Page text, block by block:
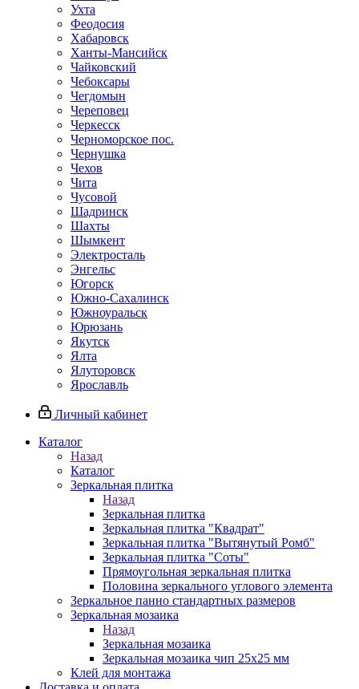
Ухта
Феодосия
Хабаровск
Ханты-Мансийск
Чайковский
Чебоксары
Чегдомын
Череповец
Черкесск
Черноморское пос.
Чернушка
Чехов
Чита
Чусовой
Шадринск
Шахты
Шымкент
Электросталь
Энгельс
Югорск
Южно-Сахалинск
Южноуральск
Юрюзань
Якутск
Ялта
Ялуторовск
Ярославль
Личный кабинет
Каталог
Назад
Каталог
Зеркальная плитка
Назад
Зеркальная плитка
Зеркальная плитка "Квадрат"
Зеркальная плитка "Вытянутый Ромб"
Зеркальная плитка "Соты"
Прямоугольная зеркальная плитка
Половина зеркального углового элемента
Зеркальное панно стандартных размеров
Зеркальная мозаика
Назад
Зеркальная мозаика
Зеркальная мозаика чип 25х25 мм
Клей для монтажа